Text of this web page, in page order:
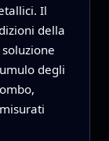
Il
della
degli